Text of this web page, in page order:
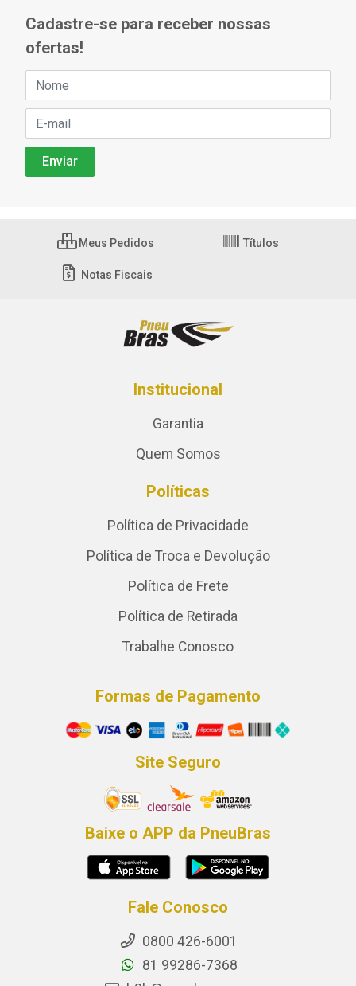
Cadastre-se para receber nossas
ofertas!
Meus Pedidos Títulos
Notas Fiscais
Institucional
Garantia
Quem Somos
Políticas
Política de Privacidade
Política de Troca e Devolução
Política de Frete
Política de Retirada
Trabalhe Conosco
Formas de Pagamento
Site Seguro
Baixe o APP da PneuBras
Fale Conosco
0800 426-6001
81 99286-7368